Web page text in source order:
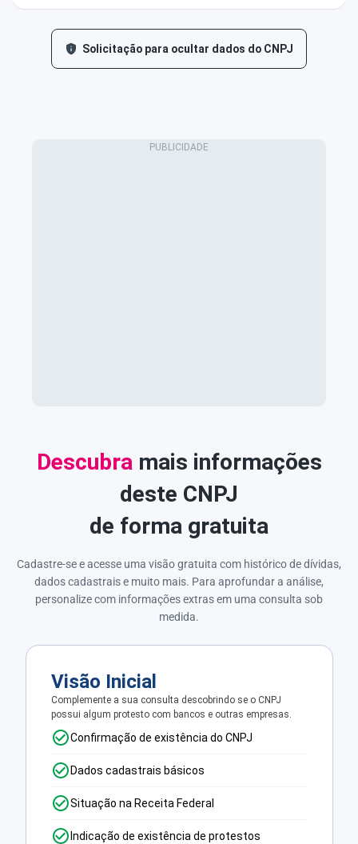
Solicitação para ocultar dados do CNPJ
Descubra mais informações
deste CNPJ
de forma gratuita
Cadastre-se e acesse uma visão gratuita com histórico de dívidas,
dados cadastrais e muito mais. Para aprofundar a análise,
personalize com informações extras em uma consulta sob
medida.
Visão Inicial
Complemente a sua consulta descobrindo se o CNPJ
possui algum protesto com bancos e outras empresas.
Confirmação de existência do CNPJ
Dados cadastrais básicos
Situação na Receita Federal
Indicação de existência de protestos